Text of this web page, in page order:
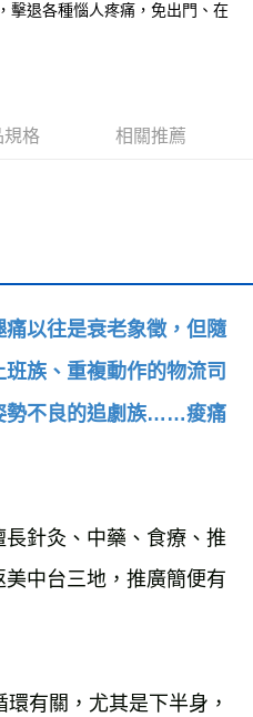
運費
擊退各種惱人疼痛，免出門、在
規格 相關推薦
痛以往是衰老象徵，但隨
族、重複動作的物流司
勢不良的追劇族……痠痛
針灸、中藥、食療、推
中台三地，推廣簡便有
有關，尤其是下半身，